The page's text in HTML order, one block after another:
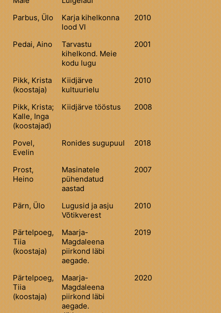
Parbus, Ülo
Karja kihelkonna
lood VI
2010
Pedai, Aino
Tarvastu
kihelkond. Meie
kodu lugu
2001
Pikk, Krista
(koostaja)
Kiidjärve
kultuurielu
2010
Pikk, Krista;
Kalle, Inga
(koostajad)
Kiidjärve tööstus 2008
Povel,
Evelin
Ronides sugupuul 2018
Prost,
Heino
Masinatele
pühendatud
aastad
2007
Pärn, Ülo
Lugusid ja asju
Võtikverest
2010
Pärtelpoeg,
Tiia
(koostaja)
Maarja-
Magdaleena
piirkond läbi
aegade.
2019
Pärtelpoeg,
Tiia
(koostaja)
Maarja-
Magdaleena
piirkond läbi
aegade.
2020